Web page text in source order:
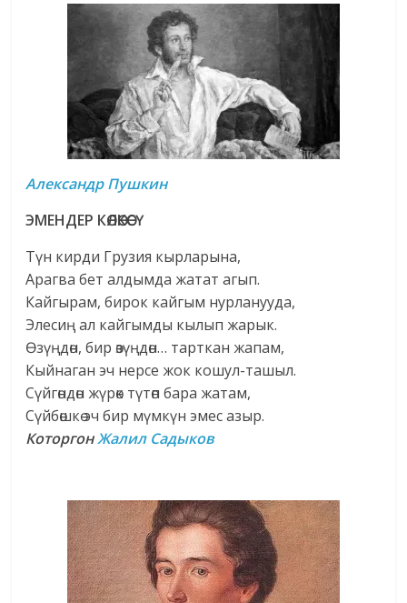
Александр Пушкин
ЭМЕНДЕР КӨЛӨКӨСҮ
Түн кирди Грузия кырларына,
Арагва бет алдымда жатат агып.
Кайгырам, бирок кайгым нурланууда,
Элесиң ал кайгымды кылып жарык.
Өзүңдөн, бир өзүңдөн… тарткан жапам,
Кыйнаган эч нерсе жок кошул-ташыл.
Сүйгөндөн жүрөк түтөп бара жатам,
Сүйбөшкө эч бир мүмкүн эмес азыр.
КоторгонЖалил Садыков